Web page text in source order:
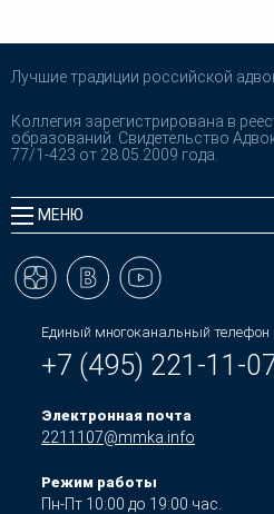
Лучшие традиции российской
Коллегия зарегистрирована в
образований. Свидетельство
77/1-423 от 28.05.2009 года.
МЕНЮ
Единый многоканальный телефон
+7 (495) 221-11-
Электронная почта
2211107@mmka.info
Режим работы
Пн-Пт 10:00 до 19:00 час.